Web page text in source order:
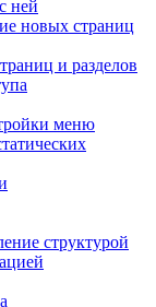
ней
новых страниц
и разделов
меню
структурой